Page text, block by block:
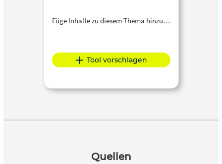
Füge Inhalte zu diesem Thema hinzu…
Tool vorschlagen
Quellen